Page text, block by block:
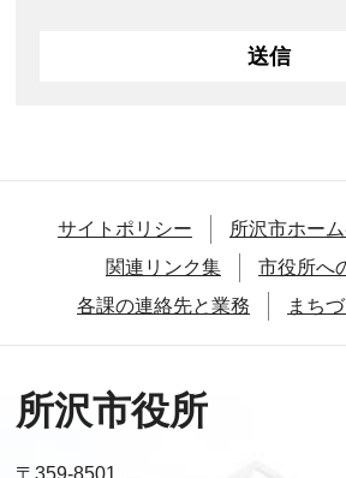
サイトポリシー
所沢市ホー
関連リンク集
市役所へ
各課の連絡先と業務
まち
所沢市役所